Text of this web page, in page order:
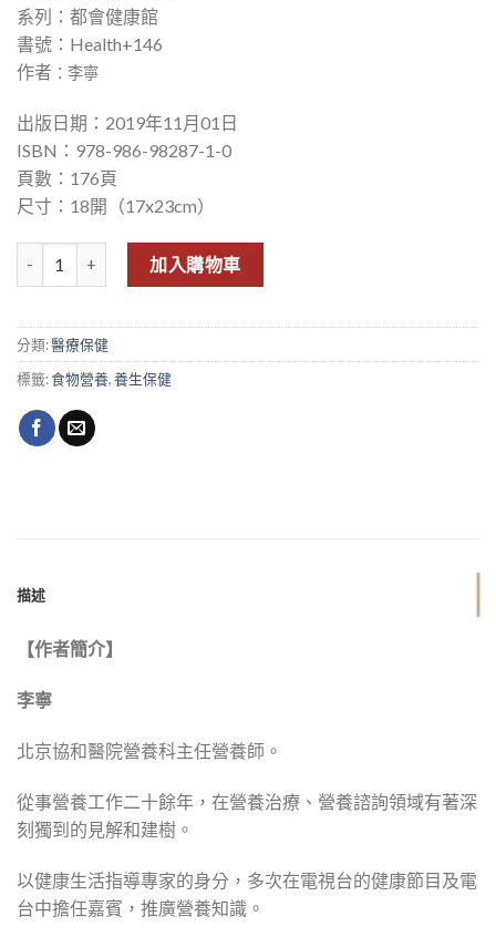
系列：都會健康館
書號：Health+146
作者 ：李寧
出版日期：2019年11月01日
ISBN：978-986-98287-1-0
頁數：176頁
尺寸：18開（17x23cm）
自製養生豆漿大全（全新修訂版） 數量
加入購物車
分類:醫療保健
標籤:食物營養,養生保健
描述
【作者簡介】
李寧
北京協和醫院營養科主任營養師。
從事營養工作二十餘年，在營養治療、營養諮詢領域有著深
刻獨到的見解和建樹。
以健康生活指導專家的身分，多次在電視台的健康節目及電
台中擔任嘉賓，推廣營養知識。